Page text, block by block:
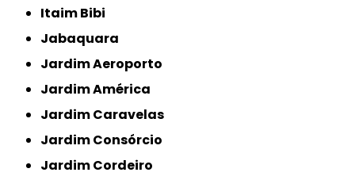
Itaim Bibi
Jabaquara
Jardim Aeroporto
Jardim América
Jardim Caravelas
Jardim Consórcio
Jardim Cordeiro